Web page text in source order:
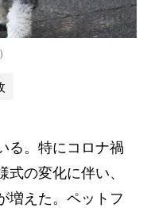
る。特にコロナ禍
の変化に伴い、
増えた。ペットフ